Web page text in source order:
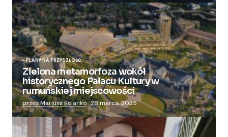
PLANY NA PRZYSZŁOŚĆ
Zielona metamorfoza wokół
historycznego Pałacu Kultury w
rumuńskiej miejscowości
przez Mariusz Kolanko 28 marca, 2025